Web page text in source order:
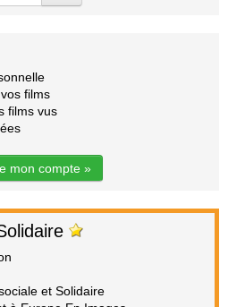
films
films vus
mon compte »
et Solidaire